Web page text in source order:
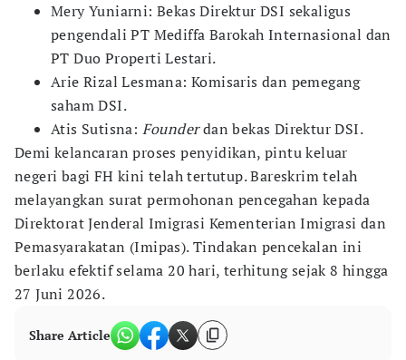
Mery Yuniarni: Bekas Direktur DSI sekaligus
pengendali PT Mediffa Barokah Internasional dan
PT Duo Properti Lestari.
Arie Rizal Lesmana: Komisaris dan pemegang
saham DSI.
Atis Sutisna: Founderdan bekas Direktur DSI.
Demi kelancaran proses penyidikan, pintu keluar
negeri bagi FH kini telah tertutup. Bareskrim telah
melayangkan surat permohonan pencegahan kepada
Direktorat Jenderal Imigrasi Kementerian Imigrasi dan
Pemasyarakatan (Imipas). Tindakan pencekalan ini
berlaku efektif selama 20 hari, terhitung sejak 8 hingga
27 Juni 2026.
Share Article